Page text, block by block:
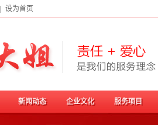
设为首页
新闻动态 企业文化 服务项目